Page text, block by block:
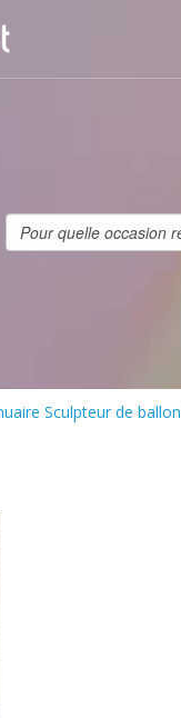
Sculpteur de ballon